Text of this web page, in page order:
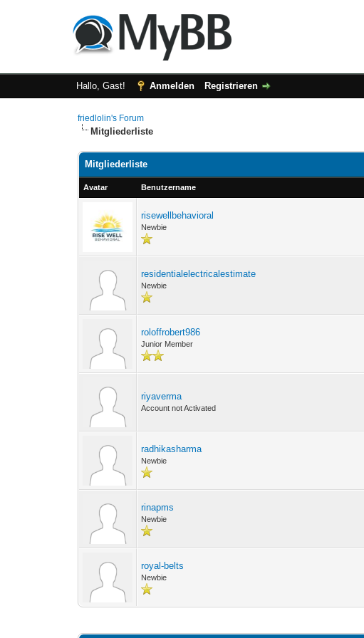
Hallo, Gast! Anmelden Registrieren
friedlolin's Forum
Mitgliederliste
Mitgliederliste
Avatar Benutzername
risewellbehavioral
Newbie
residentialelectricalestimate
Newbie
roloffrobert986
Junior Member
riyaverma
Account not Activated
radhikasharma
Newbie
rinapms
Newbie
royal-belts
Newbie